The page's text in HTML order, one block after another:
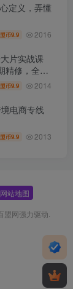
定义，弄懂
盟币9.9 2016
片实战课
精修，全流
盟币9.9 2014
电商专线
盟币9.9 2013
网站地图
盟网强力驱动.